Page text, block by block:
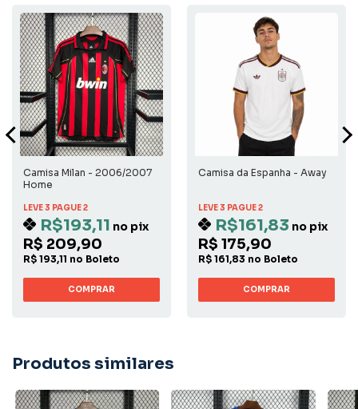
Camisa Milan - 2006/2007
Home
LEVE 3 PAGUE 2
R$193,11 no pix
R$ 209,90
R$ 193,11 no Boleto
COMPRAR
Camisa da Espanha - Away
LEVE 3 PAGUE 2
R$161,83 no pix
R$ 175,90
R$ 161,83 no Boleto
COMPRAR
Produtos similares